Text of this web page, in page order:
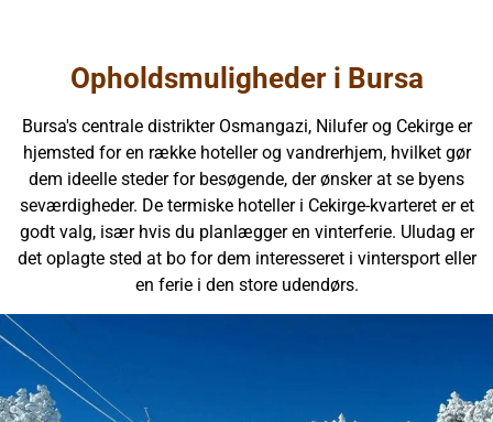
Opholdsmuligheder i Bursa
Bursa's centrale distrikter Osmangazi, Nilufer og Cekirge er
hjemsted for en række hoteller og vandrerhjem, hvilket gør
dem ideelle steder for besøgende, der ønsker at se byens
seværdigheder. De termiske hoteller i Cekirge-kvarteret er et
godt valg, især hvis du planlægger en vinterferie. Uludag er
det oplagte sted at bo for dem interesseret i vintersport eller
en ferie i den store udendørs.